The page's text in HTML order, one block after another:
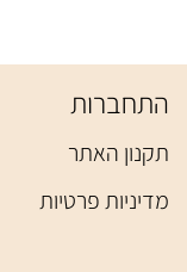
התחברות
תקנון האתר
מדיניות פרטיות